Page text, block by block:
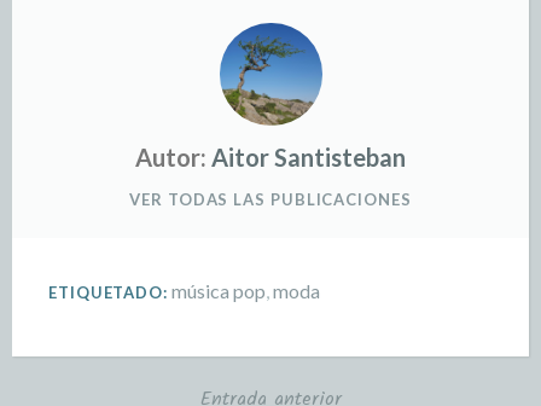
Autor: Aitor Santisteban
VER TODAS LAS PUBLICACIONES
ETIQUETADO: música pop ,moda
Entrada anterior